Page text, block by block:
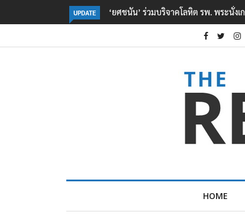
UPDATE ตร. อยู่ระหว่างสอบสวนแรงจูงใจ เหตุยิง
HOME